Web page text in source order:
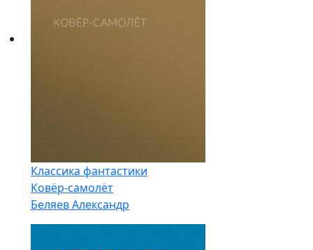
Классика фантастики
Ковёр-самолёт
Беляев Александр